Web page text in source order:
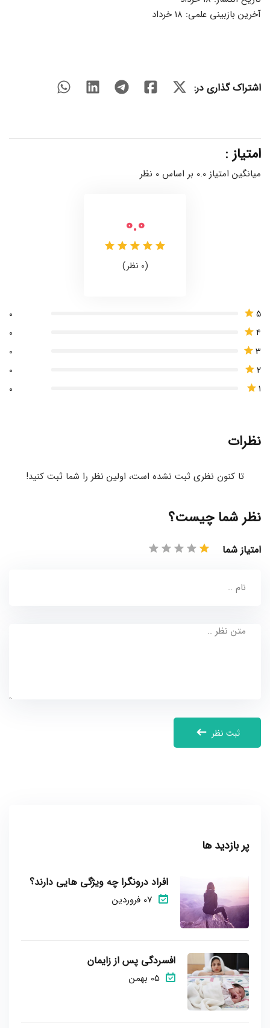
آخرین بازبینی علمی: 18 خرداد
اشتراک گذاری در:
امتیاز :
میانگین امتیاز 0.0 بر اساس 0 نظر
0.0
(0 نظر)
5
0
4
0
3
0
2
0
1
0
نظرات
تا کنون نظری ثبت نشده است، اولین نظر را شما ثبت کنید!
نظر شما چیست؟
امتیاز شما
ثبت نظر
پر بازدید ها
افراد درونگرا چه ویژگی هایی دارند؟
07 فروردین
افسردگی پس از زایمان
05 بهمن